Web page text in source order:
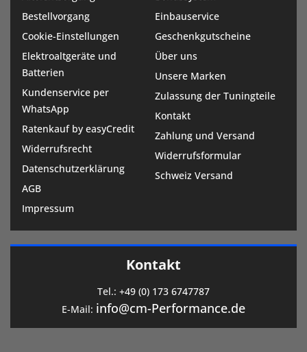
Bestellvorgang
Cookie-Einstellungen
Elektroaltgeräte und
Batterien
Kundenservice per
WhatsApp
Ratenkauf by easyCredit
Widerrufsrecht
Datenschutzerklärung
AGB
Impressum
Einbauservice
Geschenkgutscheine
Über uns
Unsere Marken
Zulassung der Tuningteile
Kontakt
Zahlung und Versand
Widerrufsformular
Schweiz Versand
Kontakt
Tel.: +49 (0) 173 6747787
E-Mail: info@cm-Performance.de